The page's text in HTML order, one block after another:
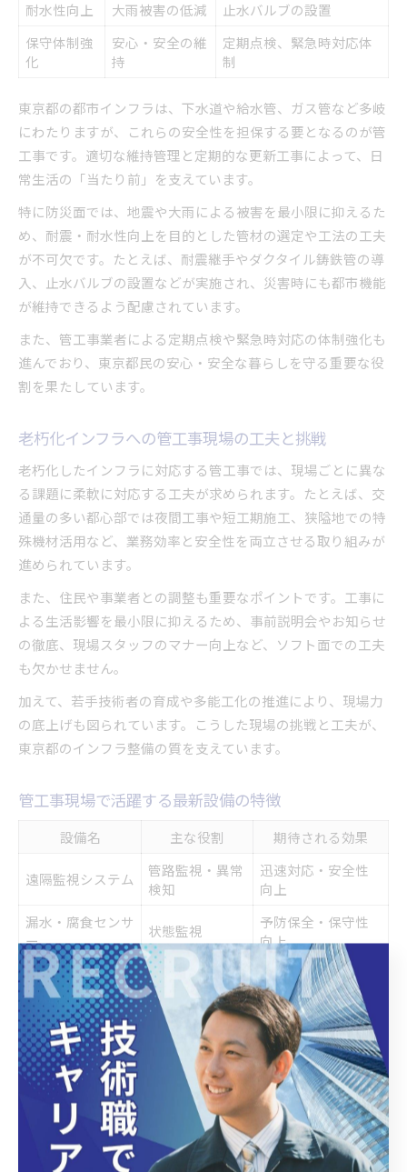
耐水性向上
大雨被害の低減
止水バルブの設置
保守体制強
化
安心・安全の維
持
定期点検、緊急時対応体
制
東京都の都市インフラは、下水道や給水管、ガス管など多岐
にわたりますが、これらの安全性を担保する要となるのが管
工事です。適切な維持管理と定期的な更新工事によって、日
常生活の「当たり前」を支えています。
特に防災面では、地震や大雨による被害を最小限に抑えるた
め、耐震・耐水性向上を目的とした管材の選定や工法の工夫
が不可欠です。たとえば、耐震継手やダクタイル鋳鉄管の導
入、止水バルブの設置などが実施され、災害時にも都市機能
が維持できるよう配慮されています。
また、管工事業者による定期点検や緊急時対応の体制強化も
進んでおり、東京都民の安心・安全な暮らしを守る重要な役
割を果たしています。
老朽化インフラへの管工事現場の工夫と挑戦
老朽化したインフラに対応する管工事では、現場ごとに異な
る課題に柔軟に対応する工夫が求められます。たとえば、交
通量の多い都心部では夜間工事や短工期施工、狭隘地での特
殊機材活用など、業務効率と安全性を両立させる取り組みが
進められています。
また、住民や事業者との調整も重要なポイントです。工事に
よる生活影響を最小限に抑えるため、事前説明会やお知らせ
の徹底、現場スタッフのマナー向上など、ソフト面での工夫
も欠かせません。
加えて、若手技術者の育成や多能工化の推進により、現場力
の底上げも図られています。こうした現場の挑戦と工夫が、
東京都のインフラ整備の質を支えています。
管工事現場で活躍する最新設備の特徴
設備名 主な役割 期待される効果
遠隔監視システム
管路監視・異常
検知
迅速対応・安全性
向上
漏水・腐食センサ
ー
状態監視
予防保全・保守性
向上
移動式ポンプユニ
ット
排水・消火対応
現場負担軽減・稼
働効率
管工事現場では、効率化や安全性向上を目的とした最新設備
の導入が進んでいます。代表的な設備としては、遠隔監視シ
ステム、漏水・腐食検知センサー、移動式ポンプユニットな
どが挙げられます。
これらの設備により、従来は目視や経験に頼っていた異常検
知がリアルタイムで可能となり、迅速な対応や予防保全の実